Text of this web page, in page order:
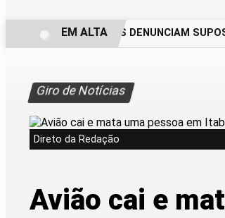
CHACAREIROS DENUNCIAM
EM ALTA
Giro de Notícias
Direto da Redação
Avião cai e